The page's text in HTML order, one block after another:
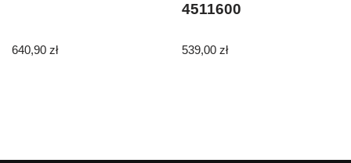
640,90 zł
4511600
539,00zł